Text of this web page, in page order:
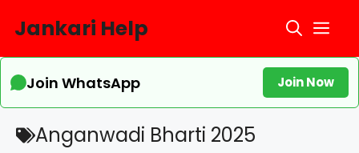
Jankari Help
Join WhatsApp Join Now
Anganwadi Bharti 2025